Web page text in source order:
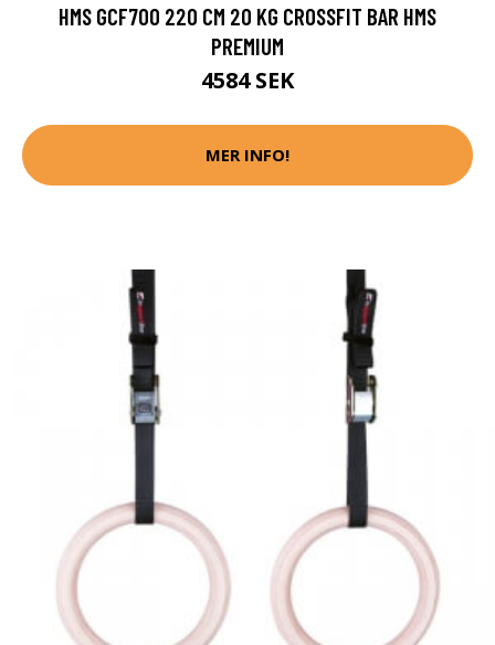
HMS GCF700 220 CM 20 KG CROSSFIT BAR HMS
PREMIUM
4584 SEK
MER INFO!